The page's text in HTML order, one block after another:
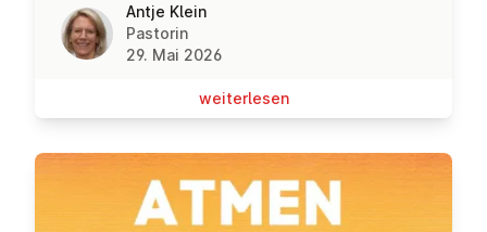
Antje Klein
Pastorin
29. Mai 2026
wei­ter­le­sen